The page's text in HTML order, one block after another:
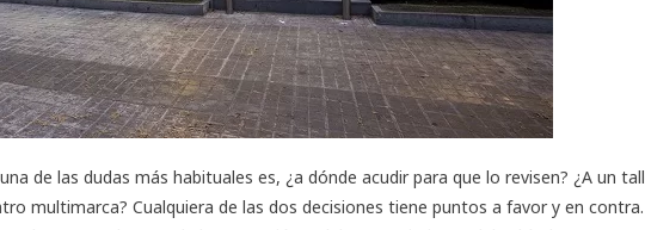
de las dudas más habituales es, ¿a dónde acudir para que lo revisen? ¿A un
multimarca? Cualquiera de las dos decisiones tiene puntos a favor y en